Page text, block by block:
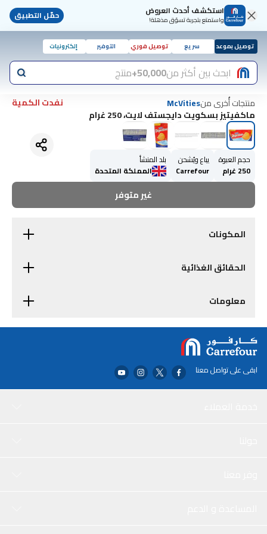
استكشف أحدث العروض
واستمتع بتجربة تسوّق مذهلة! حمّل التطبيق
توصيل بموعد سريع توصيل فوري التوفير إلكترونيات
ابحث بين أكثر من50,000+ منتج
منتجات أُخرى منMcVities
نفدت الكمية
ماكفيتيز بسكويت دايجستف لايت، 250 غرام
حجم العبوة
250 غرام
يباع ويُشحن
Carrefour
بلد المنشأ
المملكة المتحدة
غير متوفر
المكونات
الحقائق الغذائية
معلومات
ابقى على تواصل معنا